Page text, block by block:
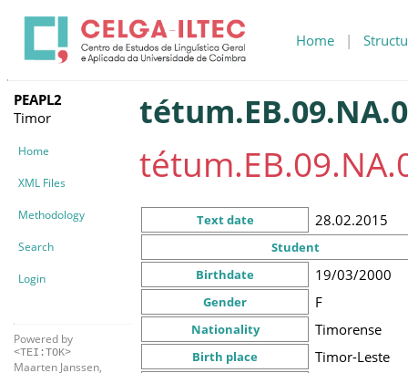
Home |
PEAPL2
Timor
Home
XML Files
Methodology
Search
Login
Powered by
<TEI:TOK>
Maarten Janssen,
Text date 28.02.2015
Student
Birthdate
19/03/2000
Gender F
Nationality Timorense
Birth place Timor-Leste